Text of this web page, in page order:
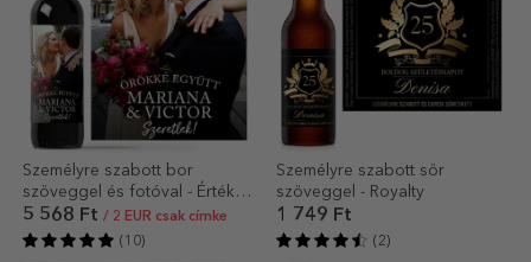
Személyre szabott bor
szöveggel és fotóval - Értékes
pillanatok
5 568 Ft / 2 EUR csak címke
(10)
Személyre szabott sör
szöveggel - Royalty
1 749 Ft
(2)